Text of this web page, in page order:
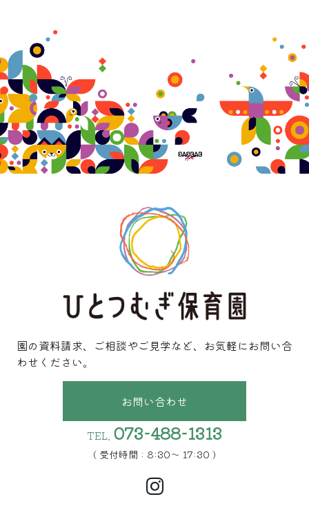
園の資料請求、ご相談やご見学など、お気軽にお問い合
わせください。
お問い合わせ
TEL. 073-488-1313
( 受付時間 : 8:30〜 17:30 )